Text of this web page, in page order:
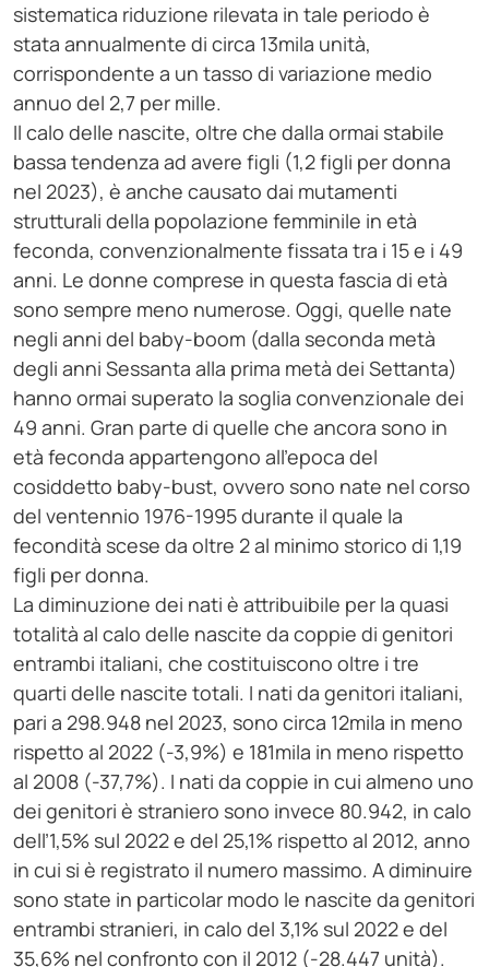
sistematica riduzione rilevata in tale periodo è
stata annualmente di circa 13mila unità,
corrispondente a un tasso di variazione medio
annuo del 2,7 per mille.
Il calo delle nascite, oltre che dalla ormai stabile
bassa tendenza ad avere figli (1,2 figli per donna
nel 2023), è anche causato dai mutamenti
strutturali della popolazione femminile in età
feconda, convenzionalmente fissata tra i 15 e i 49
anni. Le donne comprese in questa fascia di età
sono sempre meno numerose. Oggi, quelle nate
negli anni del baby-boom (dalla seconda metà
degli anni Sessanta alla prima metà dei Settanta)
hanno ormai superato la soglia convenzionale dei
49 anni. Gran parte di quelle che ancora sono in
età feconda appartengono all’epoca del
cosiddetto baby-bust, ovvero sono nate nel corso
del ventennio 1976-1995 durante il quale la
fecondità scese da oltre 2 al minimo storico di 1,19
figli per donna.
La diminuzione dei nati è attribuibile per la quasi
totalità al calo delle nascite da coppie di genitori
entrambi italiani, che costituiscono oltre i tre
quarti delle nascite totali. I nati da genitori italiani,
pari a 298.948 nel 2023, sono circa 12mila in meno
rispetto al 2022 (-3,9%) e 181mila in meno rispetto
al 2008 (-37,7%). I nati da coppie in cui almeno uno
dei genitori è straniero sono invece 80.942, in calo
dell’1,5% sul 2022 e del 25,1% rispetto al 2012, anno
in cui si è registrato il numero massimo. A diminuire
sono state in particolar modo le nascite da genitori
entrambi stranieri, in calo del 3,1% sul 2022 e del
35,6% nel confronto con il 2012 (-28.447 unità).